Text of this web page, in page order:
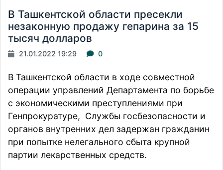
В Ташкентской области пресекли
незаконную продажу гепарина за 15
тысяч долларов
21.01.2022 19:29 0
В Ташкентской области в ходе совместной
операции управлений Департамента по борьбе
с экономическими преступлениями при
Генпрокуратуре, Службы госбезопасности и
органов внутренних дел задержан гражданин
при попытке нелегального сбыта крупной
партии лекарственных средств.